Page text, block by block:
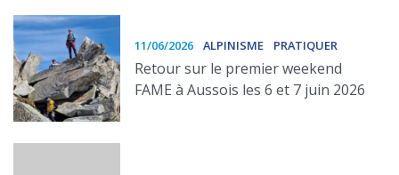
11/06/2026 ALPINISME PRATIQUER
Retour sur le premier weekend
FAME à Aussois les 6 et 7 juin 2026